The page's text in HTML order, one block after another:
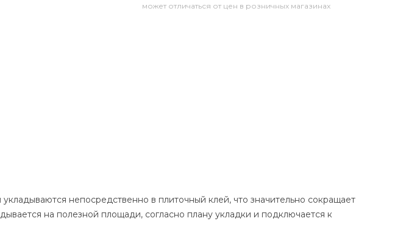
может отличаться от цен в розничных магазинах
непосредственно в плиточный клей, что значительно сокращает
на полезной площади, согласно плану укладки и подключается к